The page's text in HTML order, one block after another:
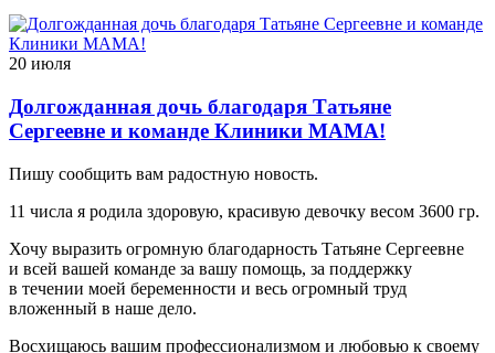
20 июля
Долгожданная дочь благодаря Татьяне
Сергеевне и команде Клиники МАМА!
Пишу сообщить вам радостную новость.
11 числа я родила здоровую, красивую девочку весом 3600 гр.
Хочу выразить огромную благодарность Татьяне Сергеевне
и всей вашей команде за вашу помощь, за поддержку
в течении моей беременности и весь огромный труд
вложенный в наше дело.
Восхищаюсь вашим профессионализмом и любовью к своему